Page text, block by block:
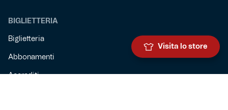
BIGLIETTERIA
Biglietteria
Abbonamenti
Accrediti
Visita lo store